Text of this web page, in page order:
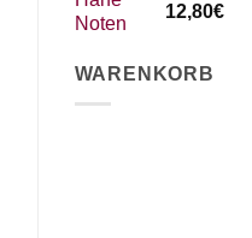
12,80€
WARENKORB